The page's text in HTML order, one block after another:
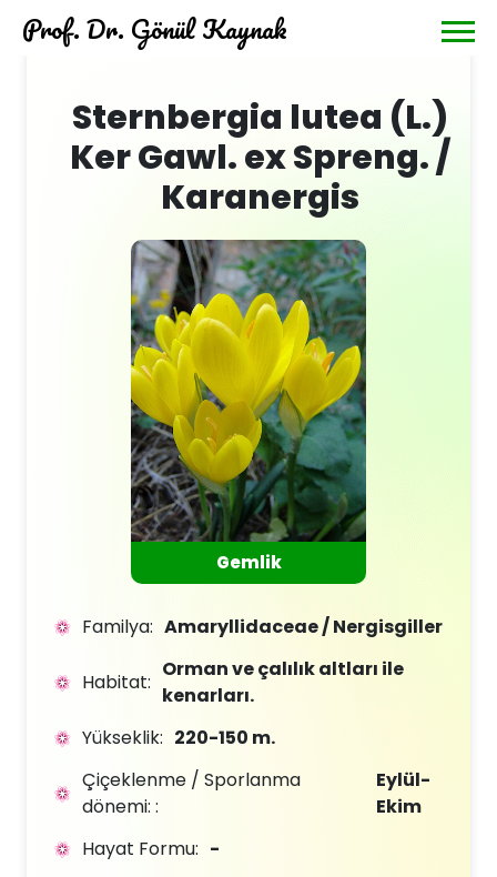
Prof. Dr. Gönül Kaynak
Sternbergia lutea (L.)
Ker Gawl. ex Spreng. /
Karanergis
Gemlik
Familya: Amaryllidaceae / Nergisgiller
Habitat:
Orman ve çalılık altları ile
kenarları.
Yükseklik: 220-150 m.
Çiçeklenme / Sporlanma
dönemi: :
Eylül-
Ekim
Hayat Formu: -